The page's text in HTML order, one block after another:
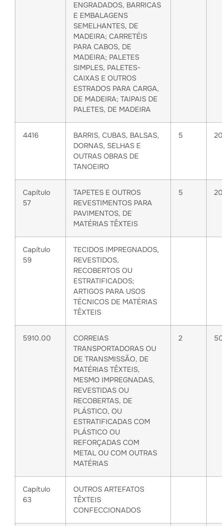
ENGRADADOS, BARRICAS
E EMBALAGENS
SEMELHANTES, DE
MADEIRA; CARRETÉIS
PARA CABOS, DE
MADEIRA; PALETES
SIMPLES, PALETES-
CAIXAS E OUTROS
ESTRADOS PARA CARGA,
DE MADEIRA; TAIPAIS DE
PALETES, DE MADEIRA
4416
BARRIS, CUBAS, BALSAS,
DORNAS, SELHAS E
OUTRAS OBRAS DE
TANOEIRO
5
Capítulo
57
TAPETES E OUTROS
REVESTIMENTOS PARA
PAVIMENTOS, DE
MATÉRIAS TÊXTEIS
5
Capítulo
59
TECIDOS IMPREGNADOS,
REVESTIDOS,
RECOBERTOS OU
ESTRATIFICADOS;
ARTIGOS PARA USOS
TÉCNICOS DE MATÉRIAS
TÊXTEIS
5910.00
CORREIAS
TRANSPORTADORAS OU
DE TRANSMISSÃO, DE
MATÉRIAS TÊXTEIS,
MESMO IMPREGNADAS,
REVESTIDAS OU
RECOBERTAS, DE
PLÁSTICO, OU
ESTRATIFICADAS COM
PLÁSTICO OU
REFORÇADAS COM
METAL OU COM OUTRAS
MATÉRIAS
2
Capítulo
63
OUTROS ARTEFATOS
TÊXTEIS
CONFECCIONADOS